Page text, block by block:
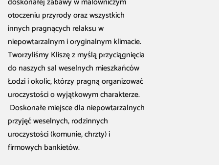
otoczeniu przyrody oraz wszystkich
innych pragnących relaksu w
niepowtarzalnym i oryginalnym klimacie.
Tworzyliśmy Kliszę z myślą przyciągnięcia
do naszych sal weselnych mieszkańców
Łodzi i okolic, którzy pragną organizować
uroczystości o wyjątkowym charakterze.
Doskonałe miejsce dla niepowtarzalnych
przyjęć weselnych, rodzinnych
uroczystości (komunie, chrzty) i
firmowych bankietów.